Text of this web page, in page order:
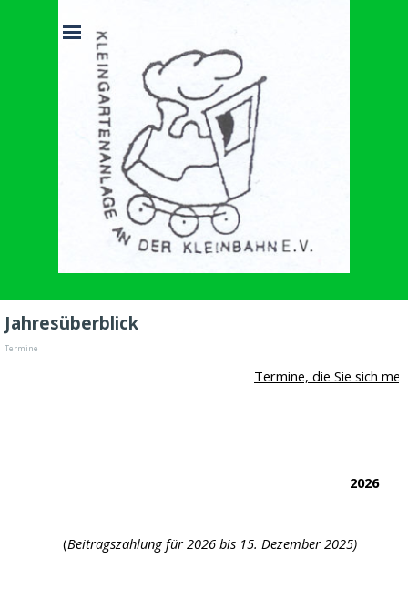
Menü überspringen
Jahresüberblick
Termine
Termine, die Sie sich
2026
(Beitragszahlung für 2026 bis 15. Dezember 2025)